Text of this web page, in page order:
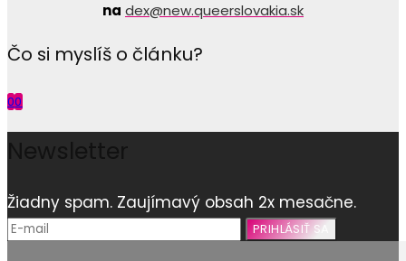
na dex@new.queerslovakia.sk
Čo si myslíš o článku?
00
Žiadny spam. Zaujímavý obsah 2x mesačne.